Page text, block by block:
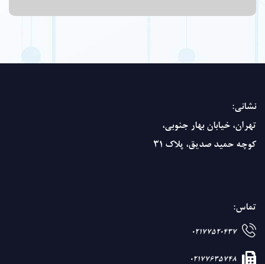
نشانی:
تهران، خیابان بهار جنوبی،
کوچه حمید صدیق، پلاک 31
تماس:
02177520437
02177635748